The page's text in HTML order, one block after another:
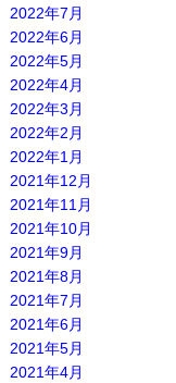
2022年7月
2022年6月
2022年5月
2022年4月
2022年3月
2022年2月
2022年1月
2021年12月
2021年11月
2021年10月
2021年9月
2021年8月
2021年7月
2021年6月
2021年5月
2021年4月